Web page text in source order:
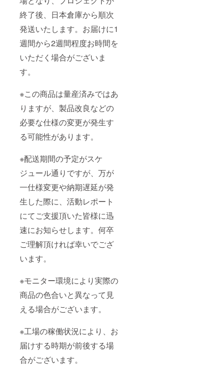
終了後、日本倉庫から順次
発送いたします。お届けに1
週間から2週間程度お時間を
いただく場合がございま
す。
※この商品は量産済みではあ
りますが、製品改良などの
必要な仕様の変更が発生す
る可能性があります。
※配送期間の予定がスケ
ジュール通りですが、万が
一仕様変更や納期遅延が発
生した際に、活動レポート
にてご支援頂いた皆様に迅
速にお知らせします。何卒
ご理解頂ければ幸いでござ
います。
※モニター環境により実際の
商品の色合いと異なって見
える場合がございます。
※工場の稼働状況により、お
届けする時期が前後する場
合がございます。